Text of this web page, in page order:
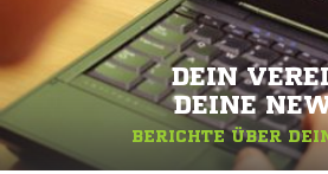
DEIN
DEINE
BERICHTE ÜBER